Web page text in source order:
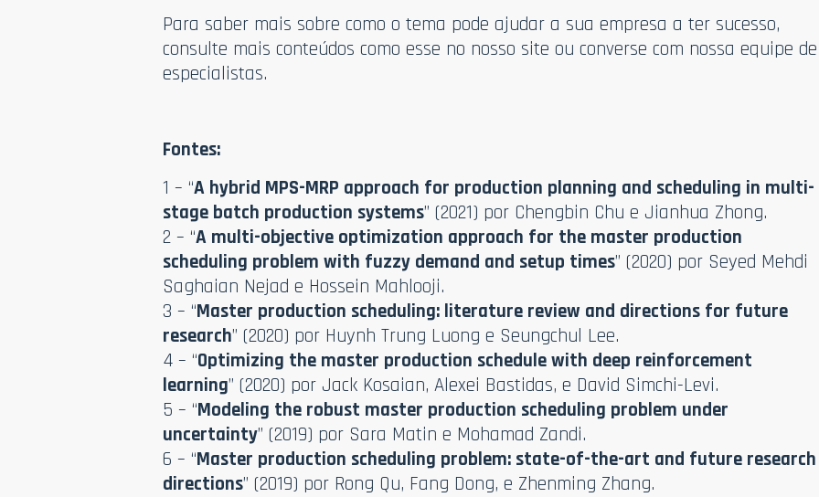
Para saber mais sobre como o tema pode ajudar a sua empresa a ter sucesso,
consulte mais conteúdos como esse no nosso site ou converse com nossa equipe de
especialistas.
Fontes:
1 – “A hybrid MPS-MRP approach for production planning and scheduling in multi-
stage batch production systems” (2021) por Chengbin Chu e Jianhua Zhong.
2 – “A multi-objective optimization approach for the master production
scheduling problem with fuzzy demand and setup times” (2020) por Seyed Mehdi
Saghaian Nejad e Hossein Mahlooji.
3 – “Master production scheduling: literature review and directions for future
research” (2020) por Huynh Trung Luong e Seungchul Lee.
4 – “Optimizing the master production schedule with deep reinforcement
learning” (2020) por Jack Kosaian, Alexei Bastidas, e David Simchi-Levi.
5 – “Modeling the robust master production scheduling problem under
uncertainty” (2019) por Sara Matin e Mohamad Zandi.
6 – “Master production scheduling problem: state-of-the-art and future research
directions” (2019) por Rong Qu, Fang Dong, e Zhenming Zhang.